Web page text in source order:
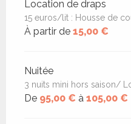
Location de draps
15 euros/lit : Housse de
À partir de 15,00 €
Nuitée
3 nuits mini hors saison/
De 95,00 € à 105,00 €